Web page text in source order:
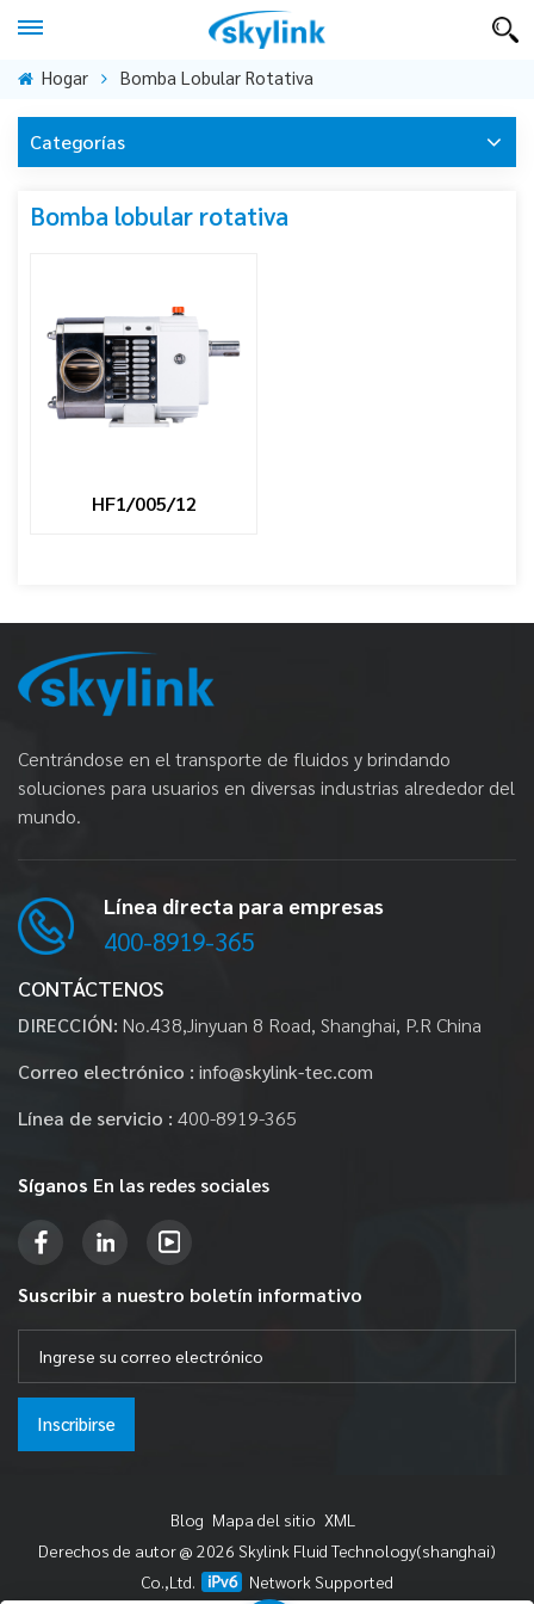
Hogar Bomba Lobular Rotativa
Categorías
Bomba lobular rotativa
HF1/005/12
Centrándose en el transporte de fluidos y brindando
soluciones para usuarios en diversas industrias alrededor del
mundo.
Línea directa para empresas
400-8919-365
CONTÁCTENOS
DIRECCIÓN: No.438,Jinyuan 8 Road, Shanghai, P.R China
Correo electrónico : info@skylink-tec.com
Línea de servicio : 400-8919-365
Síganos En las redes sociales
Suscribir a nuestro boletín informativo
Inscribirse
Blog Mapa del sitio XML
Derechos de autor @ 2026 Skylink Fluid Technology(shanghai)
Co.,Ltd.
Network Supported